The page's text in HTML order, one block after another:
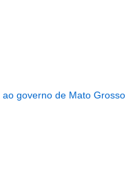
governo de Mato Grosso